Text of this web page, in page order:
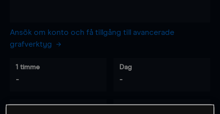
Ansök om konto och få tillgång till avancerade
grafverktyg
1 timme
-
Dag
-